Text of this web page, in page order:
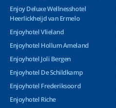
Enjoy Deluxe Wellnesshotel
Heerlickheijd van Ermelo
Enjoyhotel Vlieland
Enjoyhotel Hollum Ameland
Enjoyhotel Joli Bergen
Enjoyhotel De Schildkamp
Enjoyhotel Frederiksoord
Enjoyhotel Riche